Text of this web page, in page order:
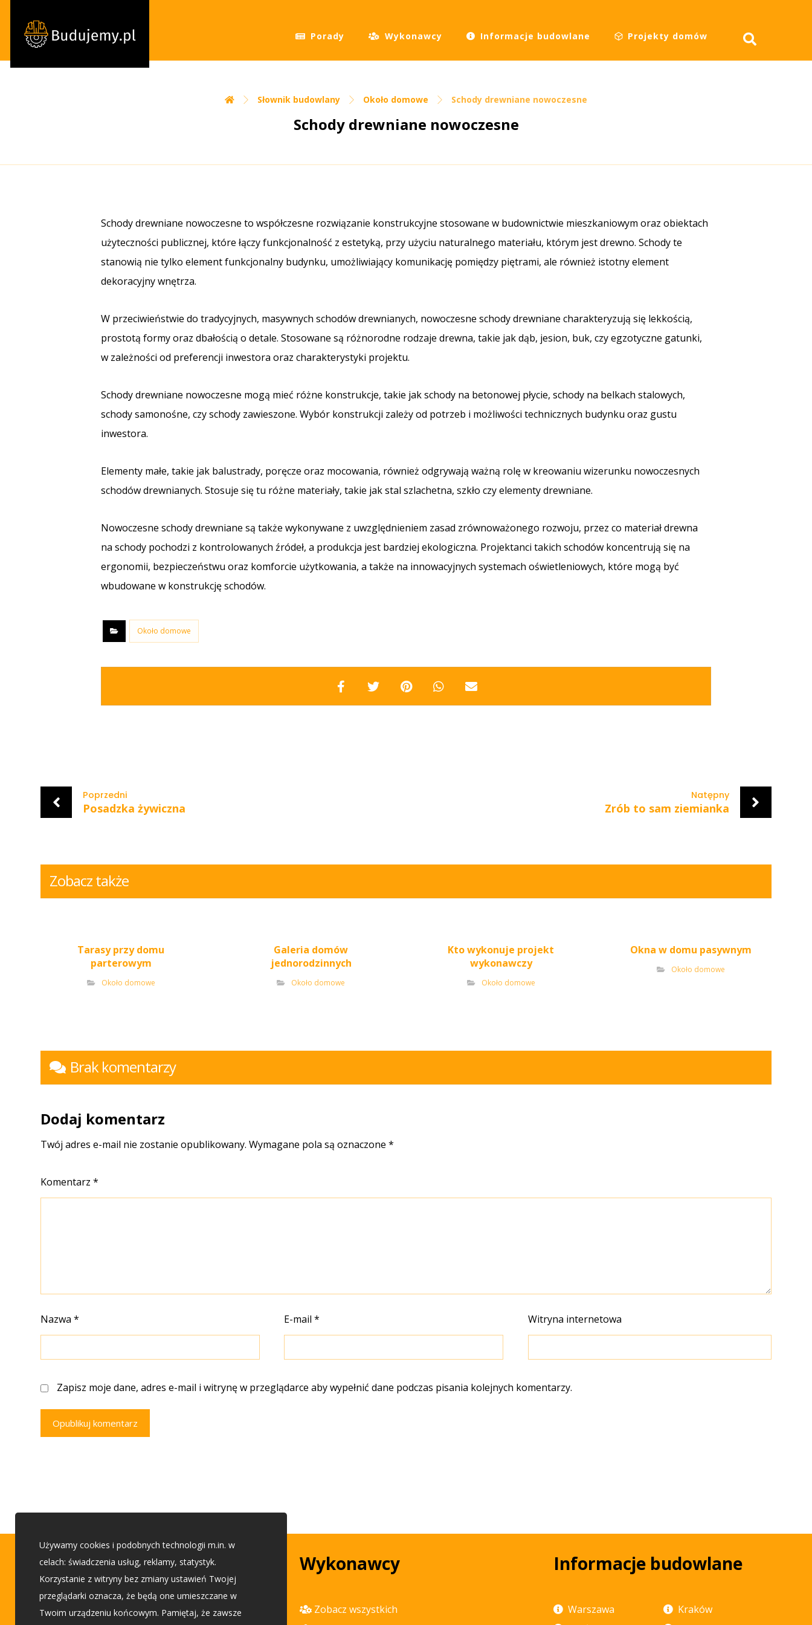
Porady Wykonawcy Informacje budowlane Projekty domów
Słownik budowlany Około domowe Schody drewniane nowoczesne
Schody drewniane nowoczesne
Schody drewniane nowoczesne to współczesne rozwiązanie konstrukcyjne stosowane w budownictwie mieszkaniowym oraz obiektach
użyteczności publicznej, które łączy funkcjonalność z estetyką, przy użyciu naturalnego materiału, którym jest drewno. Schody te
stanowią nie tylko element funkcjonalny budynku, umożliwiający komunikację pomiędzy piętrami, ale również istotny element
dekoracyjny wnętrza.
W przeciwieństwie do tradycyjnych, masywnych schodów drewnianych, nowoczesne schody drewniane charakteryzują się lekkością,
prostotą formy oraz dbałością o detale. Stosowane są różnorodne rodzaje drewna, takie jak dąb, jesion, buk, czy egzotyczne gatunki,
w zależności od preferencji inwestora oraz charakterystyki projektu.
Schody drewniane nowoczesne mogą mieć różne konstrukcje, takie jak schody na betonowej płycie, schody na belkach stalowych,
schody samonośne, czy schody zawieszone. Wybór konstrukcji zależy od potrzeb i możliwości technicznych budynku oraz gustu
inwestora.
Elementy małe, takie jak balustrady, poręcze oraz mocowania, również odgrywają ważną rolę w kreowaniu wizerunku nowoczesnych
schodów drewnianych. Stosuje się tu różne materiały, takie jak stal szlachetna, szkło czy elementy drewniane.
Nowoczesne schody drewniane są także wykonywane z uwzględnieniem zasad zrównoważonego rozwoju, przez co materiał drewna
na schody pochodzi z kontrolowanych źródeł, a produkcja jest bardziej ekologiczna. Projektanci takich schodów koncentrują się na
ergonomii, bezpieczeństwu oraz komforcie użytkowania, a także na innowacyjnych systemach oświetleniowych, które mogą być
wbudowane w konstrukcję schodów.
Około domowe
Poprzedni
Posadzka żywiczna
Natępny
Zrób to sam ziemianka
Zobacz także
Tarasy przy domu
parterowym
Około domowe
Galeria domów
jednorodzinnych
Około domowe
Kto wykonuje projekt
wykonawczy
Około domowe
Okna w domu pasywnym
Około domowe
Brak komentarzy
Dodaj komentarz
Twój adres e-mail nie zostanie opublikowany. Wymagane pola są oznaczone*
Komentarz*
Nazwa* E-mail* Witryna internetowa
Zapisz moje dane, adres e-mail i witrynę w przeglądarce aby wypełnić dane podczas pisania kolejnych komentarzy.
Opublikuj komentarz
Porady budowlane
Etap 1 - Przed budową
Wykonawcy
Zobacz wszystkich
Informacje budowlane
Warszawa
Kraków
Używamy cookies i podobnych technologii m.in. w
celach: świadczenia usług, reklamy, statystyk.
Korzystanie z witryny bez zmiany ustawień Twojej
przeglądarki oznacza, że będą one umieszczane w
Twoim urządzeniu końcowym. Pamiętaj, że zawsze